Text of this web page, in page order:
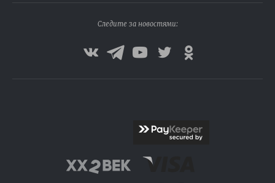
Следите за новостями: